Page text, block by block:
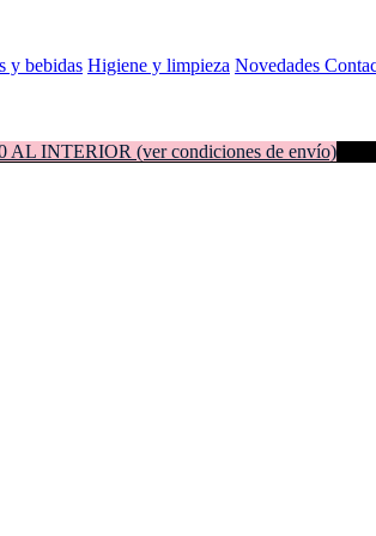
y bebidas Higiene y limpieza Novedades
INTERIOR (ver condiciones de envío)